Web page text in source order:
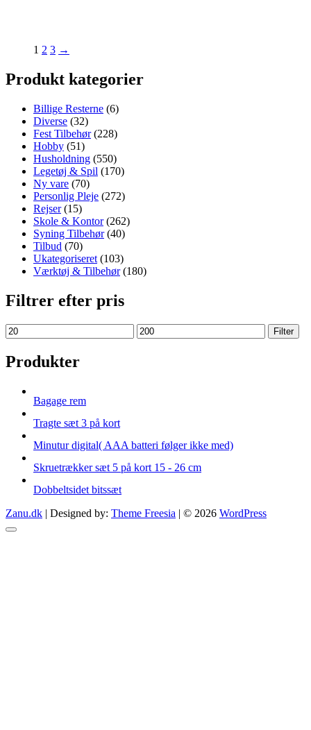
1 2 3 →
Produkt kategorier
Billige Resterne (6)
Diverse (32)
Fest Tilbehør (228)
Hobby (51)
Husholdning (550)
Legetøj & Spil (170)
Ny vare (70)
Personlig Pleje (272)
Rejser (15)
Skole & Kontor (262)
Syning Tilbehør (40)
Tilbud (70)
Ukategoriseret (103)
Værktøj & Tilbehør (180)
Filtrer efter pris
Min
price
Max
price
Filter
Produkter
Bagage rem
Tragte sæt 3 på kort
Minutur digital( AAA batteri følger ikke med)
Skruetrækker sæt 5 på kort 15 - 26 cm
Dobbeltsidet bitssæt
Zanu.dk | Designed by: Theme Freesia | © 2026 WordPress
Go